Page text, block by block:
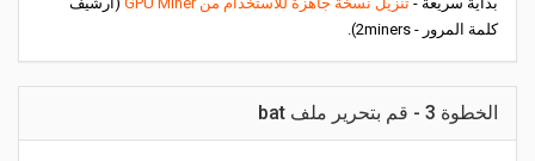
كلمة المرور - 2miners).
الخطوة 3 - قم بتحرير ملف bat